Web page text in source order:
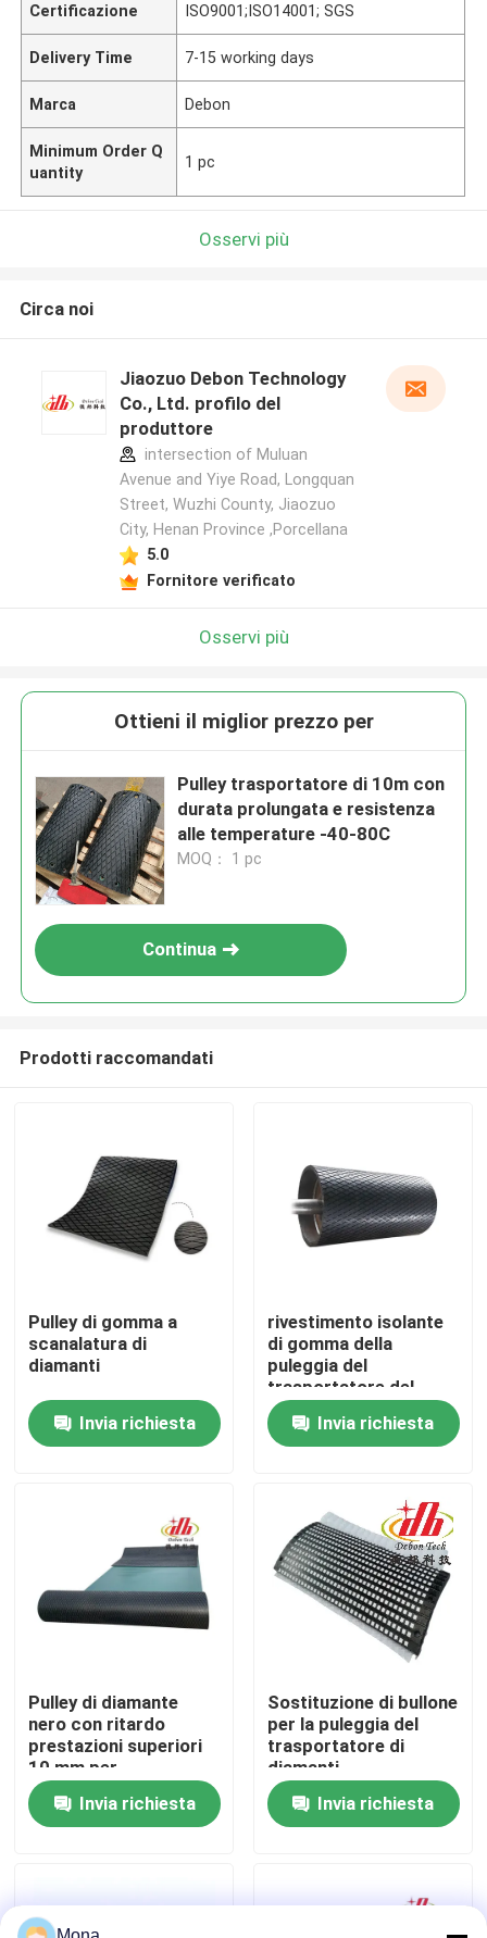
Prodotti
Video
Fatory Tour
Contattaci
notizie
Fodera ceramica dell'allumina
Certificazione ISO9001;ISO14001; SGS
Delivery Time 7-15 working days
Marca Debon
Minimum Order Q
uantity
1 pc
Osservi più
Circa noi
Jiaozuo Debon Technology
Co., Ltd. profilo del
produttore
intersection of Muluan
Avenue and Yiye Road, Longquan
Street, Wuzhi County, Jiaozuo
City, Henan Province ,Porcellana
5.0
Fornitore verificato
Osservi più
Ottieni il miglior prezzo per
Pulley trasportatore di 10m con
durata prolungata e resistenza
alle temperature -40-80C
MOQ： 1 pc
Continua
Prodotti raccomandati
Pulley di gomma a
scanalatura di
diamanti
Invia richiesta
rivestimento isolante
di gomma della
puleggia del
trasportatore del
diamante
Invia richiesta
Pulley di diamante
nero con ritardo
prestazioni superiori
10 mm per
trasportatori
Invia richiesta
Sostituzione di bullone
per la puleggia del
trasportatore di
diamanti
Invia richiesta